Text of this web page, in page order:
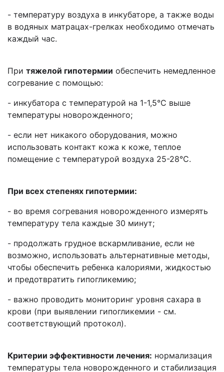
- температуру воздуха в инкубаторе, а также воды
в водяных матрацах-грелках необходимо отмечать
каждый час.
При тяжелой гипотермии обеспечить немедленное
согревание с помощью:
- инкубатора с температурой на 1-1,5°С выше
температуры новорожденного;
- если нет никакого оборудования, можно
использовать контакт кожа к коже, теплое
помещение с температурой воздуха 25-28°С.
При всех степенях гипотермии:
- во время согревания новорожденного измерять
температуру тела каждые 30 минут;
- продолжать грудное вскармливание, если не
возможно, использовать альтернативные методы,
чтобы обеспечить ребенка калориями, жидкостью
и предотвратить гипогликемию;
- важно проводить мониторинг уровня сахара в
крови (при выявлении гипогликемии - см.
соответствующий протокол).
Критерии эффективности лечения: нормализация
температуры тела новорожденного и стабилизация